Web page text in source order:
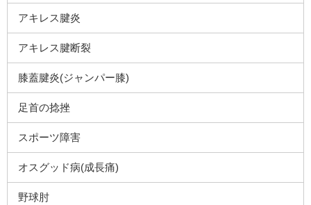
アキレス腱炎
アキレス腱断裂
膝蓋腱炎(ジャンパー膝)
足首の捻挫
スポーツ障害
オスグッド病(成長痛)
野球肘